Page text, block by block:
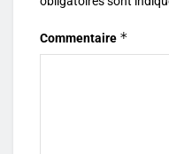
Commentaire *